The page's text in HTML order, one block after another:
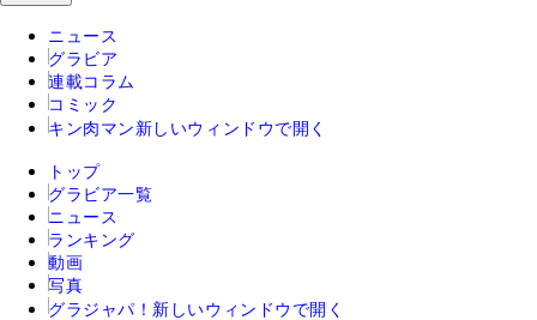
ニュース
グラビア
連載コラム
コミック
キン肉マン 新しいウィンドウで開く
トップ
グラビア一覧
ニュース
ランキング
動画
写真
グラジャパ！ 新しいウィンドウで開く